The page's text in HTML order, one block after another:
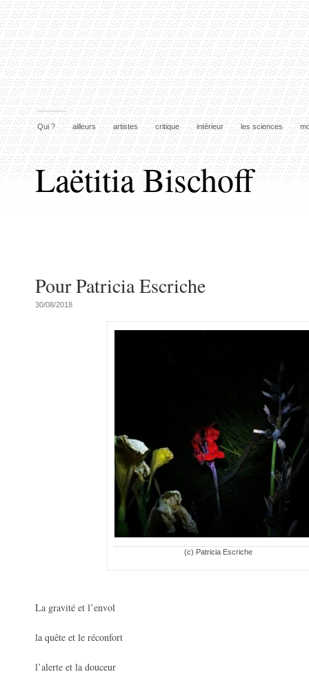
Qui ? ailleurs artistes critique intérieur les sciences
Laëtitia Bischoff
Pour Patricia Escriche
30/08/2018
(c) Patricia Escriche
La gravité et l’envol
la quête et le réconfort
l’alerte et la douceur